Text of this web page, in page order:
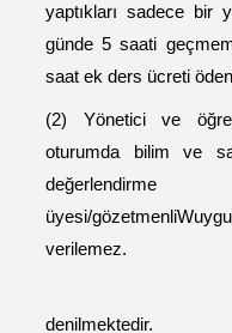
yaptıkları sadece bir
günde 5 saati
saat ek ders ücreti
(2) Yönetici ve
oturumda bilim ve
üyesi/
denilmektedir.